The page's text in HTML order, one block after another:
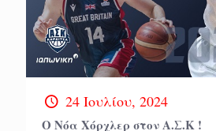
24 Ιουλίου, 2024
Ο Νόα Χόρχλερ στον Α.Σ.Κ !